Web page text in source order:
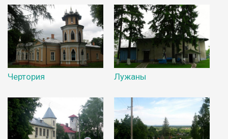
Чертория Лужаны